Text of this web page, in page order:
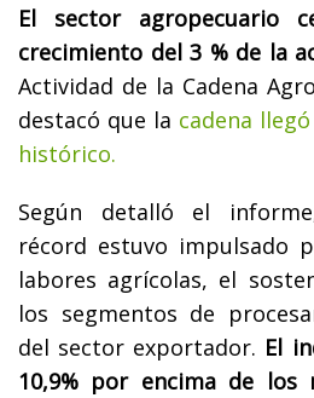
El sector agropecuario
crecimiento del 3 % de la
Actividad de la Cadena
destacó que la cadena
histórico.
Según detalló el
récord estuvo impulsado
labores agrícolas, el
los segmentos de
del sector exportador. El
10,9% por encima de los